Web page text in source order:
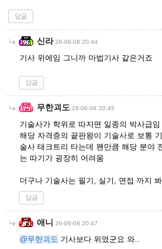
답글
신라 26-06-08 20:44
기사 위에임 그니까 마법기사 같은거죠
답글
무한괴도 26-06-08 20:45
기술사가 학위로 따지면 일종의 박사급임
해당 자격증의 끝판왕이 기술사로 보통
술사 태크트리 타는데 왠만큼 해당 분야
는 따기가 굉장히 어려움
더구나 기술사는 필기, 실기, 면접 까지
답글
애니 26-06-08 20:47
@무한괴도 기사보다 위였군요 와..